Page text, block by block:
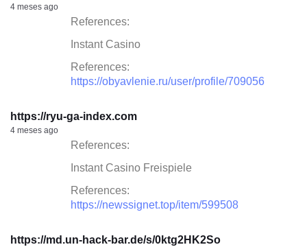
4 meses ago
References:
Instant Casino
References:
https://obyavlenie.ru/user/profile/709056
https://ryu-ga-index.com
4 meses ago
References:
Instant Casino Freispiele
References:
https://newssignet.top/item/599508
https://md.un-hack-bar.de/s/0ktg2HK2So